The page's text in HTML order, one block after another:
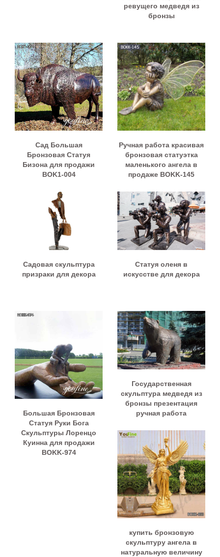
ревущего медведя из
бронзы
Сад Большая
Бронзовая Статуя
Бизона для продажи
BOK1-004
Ручная работа красивая
бронзовая статуэтка
маленького ангела в
продаже BOKK-145
Садовая скульптура
призраки для декора
Статуя оленя в
искусстве для декора
Большая Бронзовая
Статуя Руки Бога
Скульптуры Лоренцо
Куинна для продажи
BOKK-974
Государственная
скульптура медведя из
бронзы презентация
ручная работа
купить бронзовую
скульптуру ангела в
натуральную величину